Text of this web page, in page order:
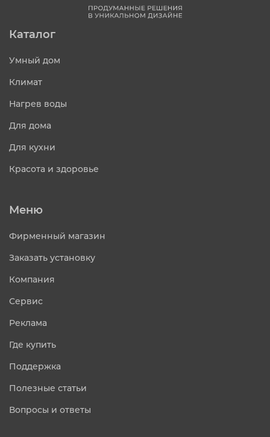
Каталог
Умный дом
Климат
Нагрев воды
Для дома
Для кухни
Красота и здоровье
Меню
Фирменный магазин
Заказать установку
Компания
Сервис
Реклама
Где купить
Поддержка
Полезные статьи
Вопросы и ответы